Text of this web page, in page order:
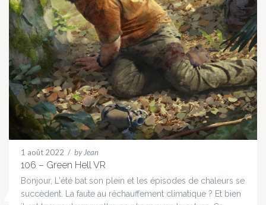
1 août 2022 / by Jean
106 – Green Hell VR
Bonjour, L'été bat son plein et les épisodes de chaleurs se
succèdent. La faute au réchauffement climatique ? Et bien